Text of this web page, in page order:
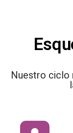
Nuestro ciclo